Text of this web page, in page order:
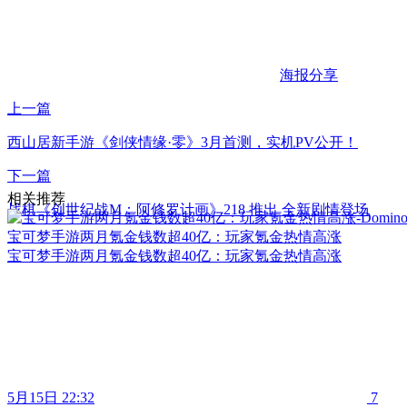
海报分享
上一篇
西山居新手游《剑侠情缘·零》3月首测，实机PV公开！
下一篇
战棋《创世纪战M：阿修罗计画》218 推出 全新剧情登场
相关推荐
宝可梦手游两月氪金钱数超40亿：玩家氪金热情高涨
宝可梦手游两月氪金钱数超40亿：玩家氪金热情高涨
5月15日 22:32 7